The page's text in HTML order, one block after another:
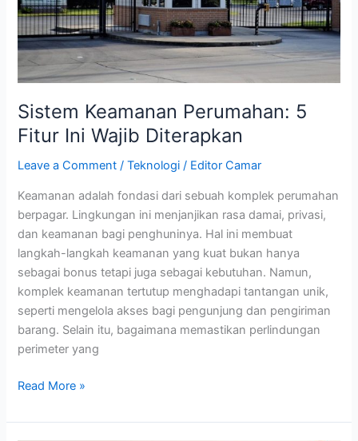
Sistem Keamanan Perumahan: 5
Fitur Ini Wajib Diterapkan
Leave a Comment /Teknologi / Editor Camar
Keamanan adalah fondasi dari sebuah komplek perumahan
berpagar. Lingkungan ini menjanjikan rasa damai, privasi,
dan keamanan bagi penghuninya. Hal ini membuat
langkah-langkah keamanan yang kuat bukan hanya
sebagai bonus tetapi juga sebagai kebutuhan. Namun,
komplek keamanan tertutup menghadapi tantangan unik,
seperti mengelola akses bagi pengunjung dan pengiriman
barang. Selain itu, bagaimana memastikan perlindungan
perimeter yang
Diterapkan
Read More »